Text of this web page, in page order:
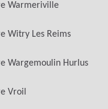
Warmeriville
Witry Les Reims
Wargemoulin Hurlus
Vroil